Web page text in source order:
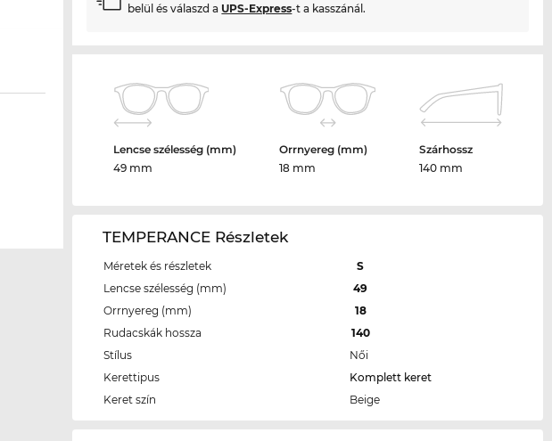
belül és válaszd a UPS-Express-t a kasszánál.
Lencse szélesség (mm)
49 mm
Orrnyereg (mm)
18 mm
Szárhossz
140 mm
TEMPERANCE Részletek
Méretek és részletek
S
Lencse szélesség (mm)
49
Orrnyereg (mm)
18
Rudacskák hossza
140
Stílus
Női
Kerettipus
Komplett keret
Keret szín
Beige